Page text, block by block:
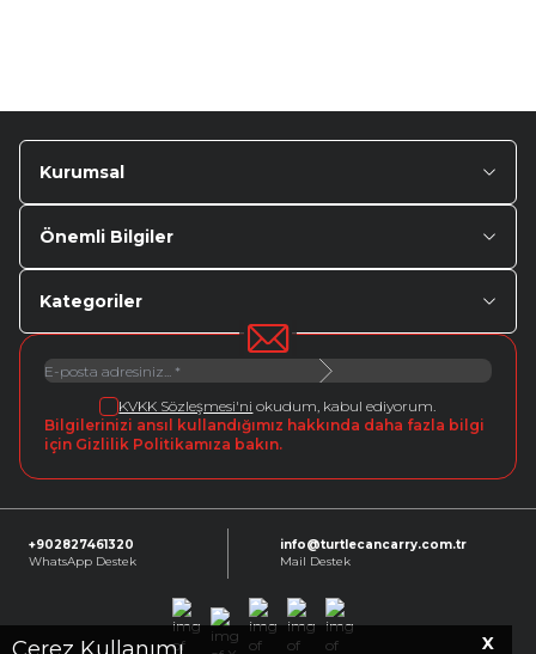
X
Kurumsal
Önemli Bilgiler
Kategoriler
KVKK Sözleşmesi'ni okudum, kabul ediyorum.
Bilgilerinizi ansıl kullandığımız hakkında daha fazla bilgi
için Gizlilik Politikamıza bakın.
+902827461320
WhatsApp Destek
info@turtlecancarry.com.tr
Mail Destek
Facebook
X InstagramYoutube